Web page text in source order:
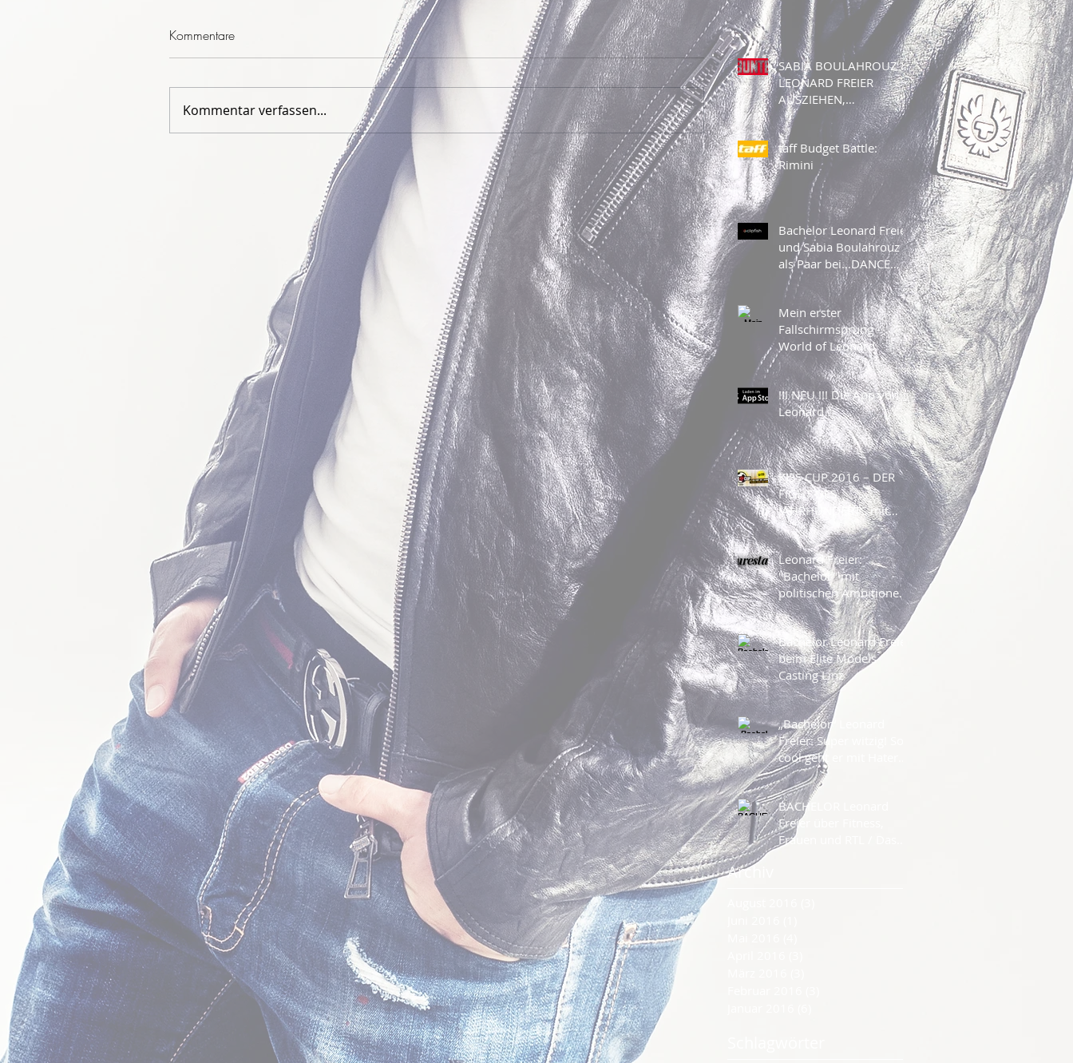
Kommentare
Kommentar verfassen...
SABIA BOULAHROUZ &
LEONARD FREIER
AUSZIEHEN,
STREICHELN UND JEDE
MENGE REIBUNG ...
taff Budget Battle:
Rimini
Bachelor Leonard Freier
und Sabia Boulahrouz
als Paar bei...DANCE
DANCE DANCE 2016 -
VIDEO (mehr da
Mein erster
Fallschirmsprung -
World of Leonard
!!! NEU !!! Die App von
Leonard
KISS CUP 2016 – DER
FIGHT DES
JAHRHUNDERTS mit
Leonard Freier
Leonard Freier:
"Bachelor" mit
politischen Ambitionen?
T-Shirt mit Botschaft
Bachelor Leonard Freier
beim Elite Models
Casting Linz
„Bachelor“ Leonard
Freier: Super witzig! So
cool geht er mit Hatern
um!
BACHELOR Leonard
Freier über Fitness,
Frauen und RTL / Das
Archiv